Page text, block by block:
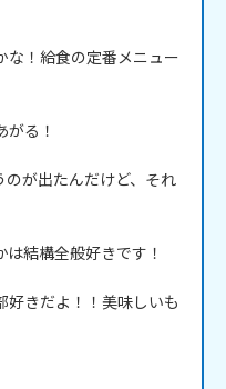
な！給食の定番メニュー
る！
のが出たんだけど、それ
結構全般好きです！
好きだよ！！美味しいも